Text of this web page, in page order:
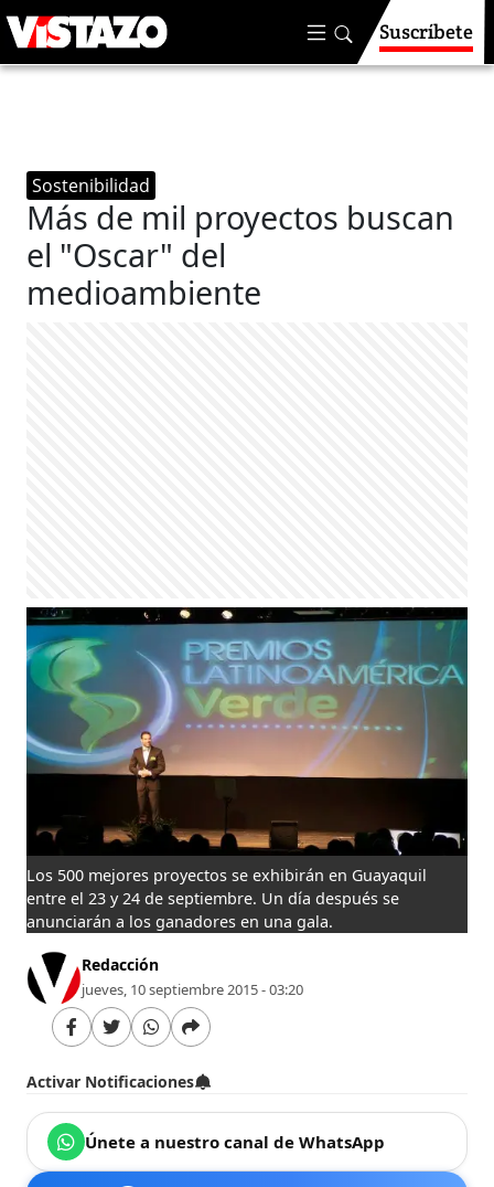
Suscríbete
Sostenibilidad
Más de mil proyectos buscan
el "Oscar" del
medioambiente
Los 500 mejores proyectos se exhibirán en Guayaquil
entre el 23 y 24 de septiembre. Un día después se
anunciarán a los ganadores en una gala.
Redacción
jueves, 10 septiembre 2015 - 03:20
Activar Notificaciones
Únete a nuestro canal de WhatsApp